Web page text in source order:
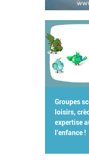
Groupes
loisirs,
expertise
l'enfance !